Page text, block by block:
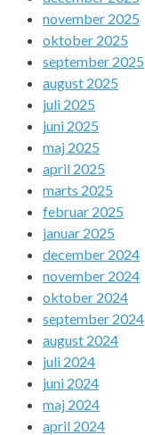
november 2025
oktober 2025
september 2025
august 2025
juli 2025
juni 2025
maj 2025
april 2025
marts 2025
februar 2025
januar 2025
december 2024
november 2024
oktober 2024
september 2024
august 2024
juli 2024
juni 2024
maj 2024
april 2024